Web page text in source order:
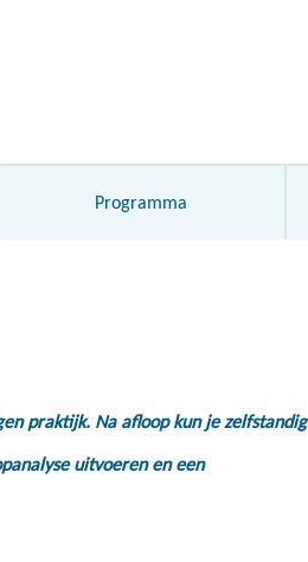
Programma
praktijk. Na afloop kun je zelfstandig
uitvoeren en een